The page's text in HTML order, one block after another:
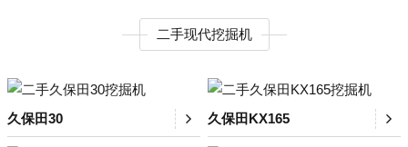
二手现代挖掘机
久保田30 久保田KX165